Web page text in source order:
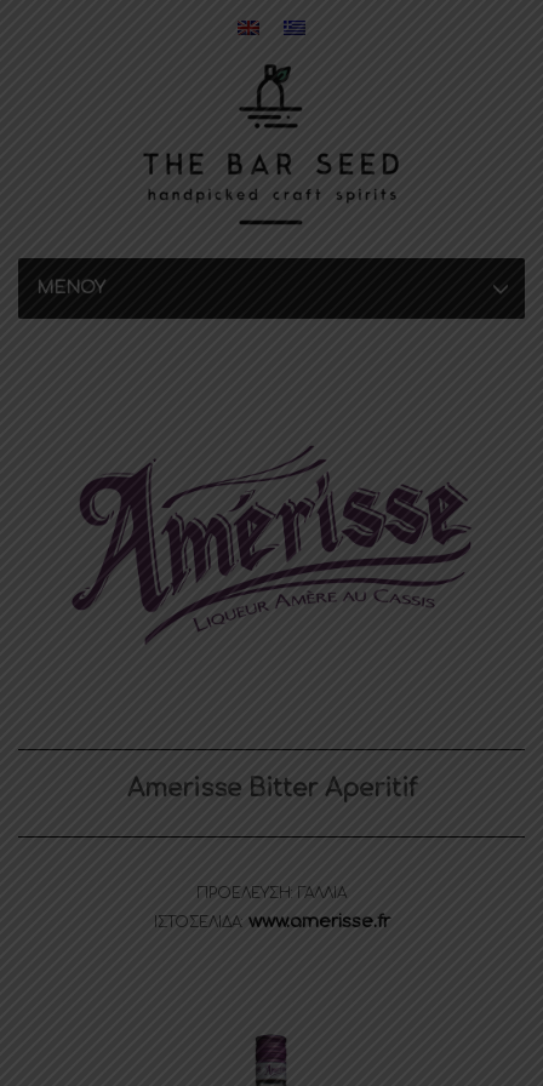
MENOY
Amerisse Bitter Aperitif
ΠΡΟΕΛΕΥΣΗ: ΓΑΛΛΙΑ
ΙΣΤΟΣΕΛΙΔΑ: www.amerisse.fr